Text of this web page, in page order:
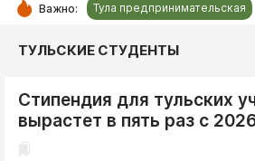
РУБРИКИ
Культура
Происшествия
Важно: Тула предпринимательская
ТУЛЬСКИЕ СТУДЕНТЫ
Стипендия для тульских
вырастет в пять раз с